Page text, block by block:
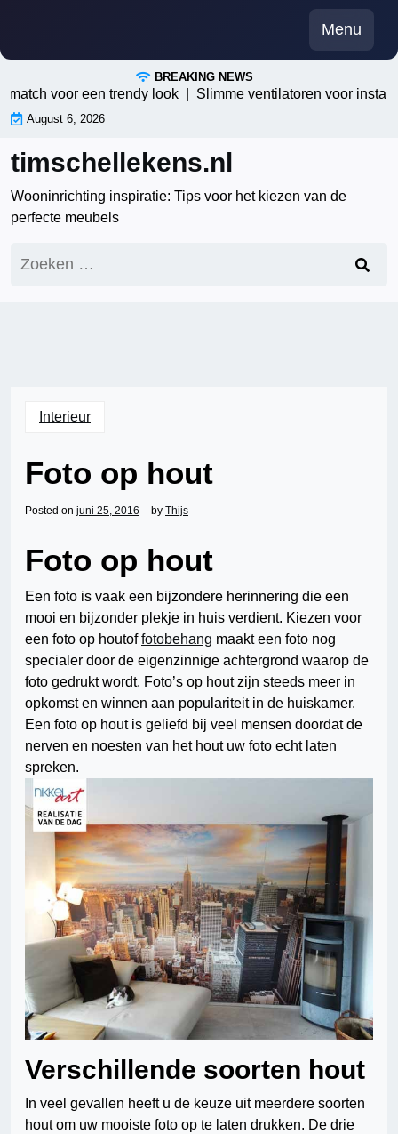
content
Menu
BREAKING NEWS
voor een trendy look | Slimme ventilatoren voor
August 6, 2026
timschellekens.nl
Wooninrichting inspiratie: Tips voor het kiezen van de
perfecte meubels
naar:
Interieur
Foto op hout
Posted on juni 25, 2016 by Thijs
Foto op hout
Een foto is vaak een bijzondere herinnering die een
mooi en bijzonder plekje in huis verdient. Kiezen voor
een foto op houtoffotobehang maakt een foto nog
specialer door de eigenzinnige achtergrond waarop de
foto gedrukt wordt. Foto’s op hout zijn steeds meer in
opkomst en winnen aan populariteit in de huiskamer.
Een foto op hout is geliefd bij veel mensen doordat de
nerven en noesten van het hout uw foto echt laten
spreken.
Verschillende soorten hout
In veel gevallen heeft u de keuze uit meerdere soorten
hout om uw mooiste foto op te laten drukken. De drie